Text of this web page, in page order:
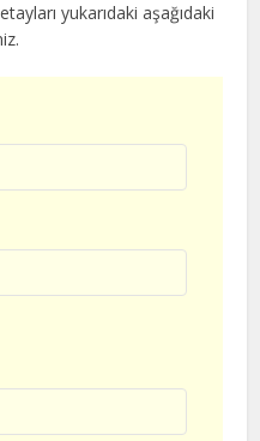
yukarıdaki aşağıdaki